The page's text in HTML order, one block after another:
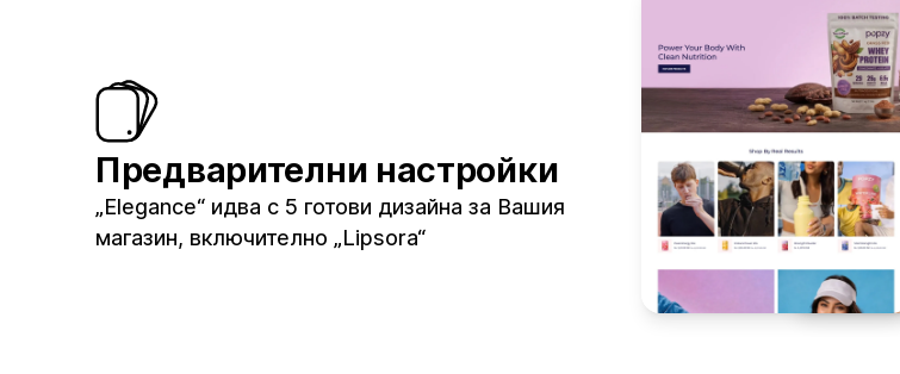
Предварителни настройки
„Elegance“ идва с 5 готови дизайна за Вашия
магазин, включително „Lipsora“